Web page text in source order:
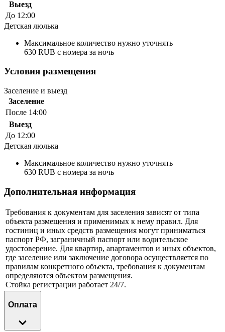
Выезд
До 12:00
Детская люлька
Максимальное количество нужно уточнять
630 RUB с номера за ночь
Условия размещения
Заселение и выезд
Заселение
После 14:00
Выезд
До 12:00
Детская люлька
Максимальное количество нужно уточнять
630 RUB с номера за ночь
Дополнительная информация
Требования к документам для заселения зависят от типа
объекта размещения и применимых к нему правил. Для
гостиниц и иных средств размещения могут приниматься
паспорт РФ, заграничный паспорт или водительское
удостоверение. Для квартир, апартаментов и иных объектов,
где заселение или заключение договора осуществляется по
правилам конкретного объекта, требования к документам
определяются объектом размещения.
Стойка регистрации работает 24/7.
Оплата